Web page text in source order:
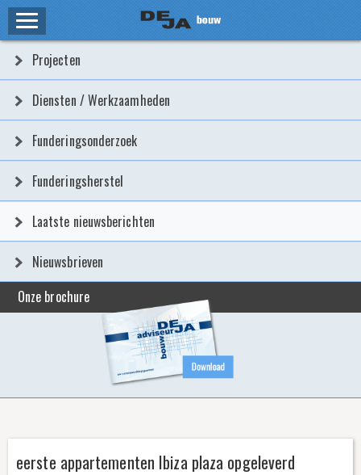
HOME
ZAKELIJK
PROJECTEN
DIENSTEN / WERKZAAMHEDEN
FUNDERINGSONDERZOEK
FUNDERINGSHERSTEL
LAATSTE NIEUWSBERICHTEN
NIEUWSBRIEVEN
Projecten
Diensten / Werkzaamheden
Funderingsonderzoek
Funderingsherstel
Laatste nieuwsberichten
Nieuwsbrieven
Onze brochure
eerste appartementen Ibiza plaza opgeleverd